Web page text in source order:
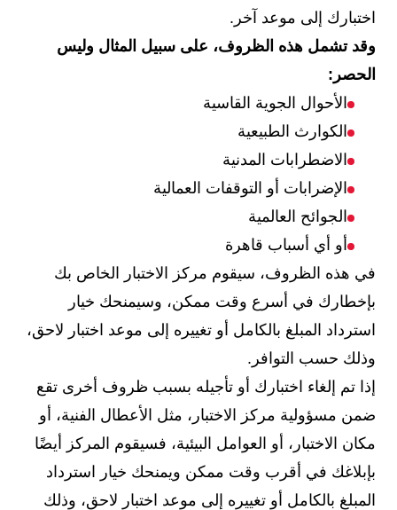
اختبارك إلى موعد آخر.
وقد تشمل هذه الظروف، على سبيل المثال وليس
الحصر:
الأحوال الجوية القاسية
الكوارث الطبيعية
الاضطرابات المدنية
الإضرابات أو التوقفات العمالية
الجوائح العالمية
أو أي أسباب قاهرة
في هذه الظروف، سيقوم مركز الاختبار الخاص بك
بإخطارك في أسرع وقت ممكن، وسيمنحك خيار
استرداد المبلغ بالكامل أو تغييره إلى موعد اختبار لاحق،
وذلك حسب التوافر.
إذا تم إلغاء اختبارك أو تأجيله بسبب ظروف أخرى تقع
ضمن مسؤولية مركز الاختبار، مثل الأعطال الفنية، أو
مكان الاختبار، أو العوامل البيئية، فسيقوم المركز أيضًا
بإبلاغك في أقرب وقت ممكن ويمنحك خيار استرداد
المبلغ بالكامل أو تغييره إلى موعد اختبار لاحق، وذلك